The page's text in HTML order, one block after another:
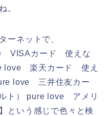
。
ーネットで、
VISAカード 使えな
love 楽天カード 使え
love 三井住友カー
ト） pure love アメリ
という感じで色々と検